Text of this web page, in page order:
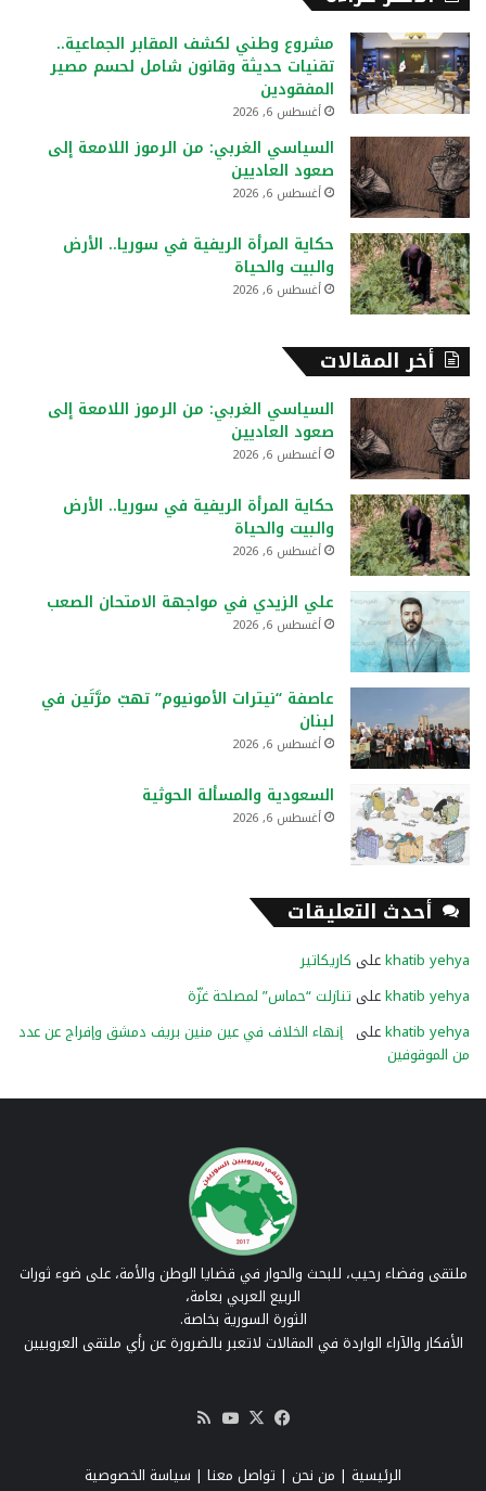
ن
مشروع وطني لكشف المقابر الجماعية..
تقنيات حديثة وقانون شامل لحسم مصير
المفقودين
أغسطس 6, 2026
السياسي الغربي: من الرموز اللامعة إلى
صعود العاديين
أغسطس 6, 2026
حكاية المرأة الريفية في سوريا.. الأرض
والبيت والحياة
أغسطس 6, 2026
أخر المقالات
السياسي الغربي: من الرموز اللامعة إلى
صعود العاديين
أغسطس 6, 2026
حكاية المرأة الريفية في سوريا.. الأرض
والبيت والحياة
أغسطس 6, 2026
علي الزيدي في مواجهة الامتحان الصعب
أغسطس 6, 2026
عاصفة “نيترات الأمونيوم” تهبّ مرَّتَين في
لبنان
أغسطس 6, 2026
السعودية والمسألة الحوثية
أغسطس 6, 2026
أحدث التعليقات
khatib yehyaعلى كاريكاتير
khatib yehyaعلى تنازلت “حماس” لمصلحة غزّة
khatib yehyaعلى إنهاء الخلاف في عين منين بريف دمشق وإفراج عن عدد
من الموقوفين
ملتقى وفضاء رحيب، للبحث والحوار في قضايا الوطن والأمة، على ضوء ثورات
الربيع العربي بعامة،
الثورة السورية بخاصة.
الأفكار والآراء الواردة في المقالات لاتعبر بالضرورة عن رأي ملتقى العروبيين
فيسبوك
‫X
‫YouTube
RSS
الرئيسية | من نحن | تواصل معنا | سياسة الخصوصية